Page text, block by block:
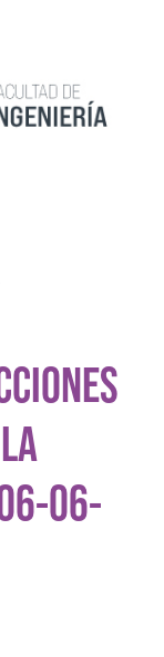
06-